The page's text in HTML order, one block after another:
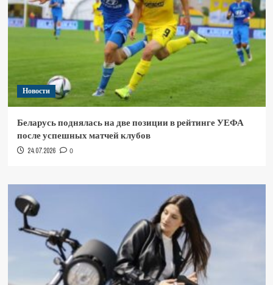
Новости
Беларусь поднялась на две позиции в рейтинге УЕФА
после успешных матчей клубов
24.07.2026 0